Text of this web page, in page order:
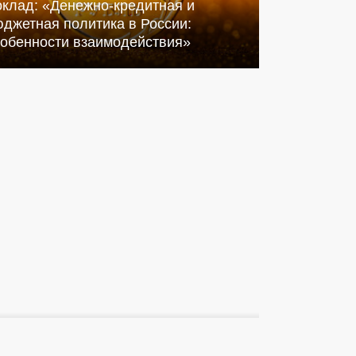
«Денежно-кредитная и
политика в России:
взаимодействия»